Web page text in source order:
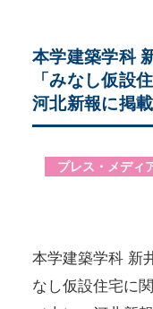
本学建築学科
「みなし仮設
河北新報に掲
プレス・メディ
本学建築学科 新
なし仮設住宅に